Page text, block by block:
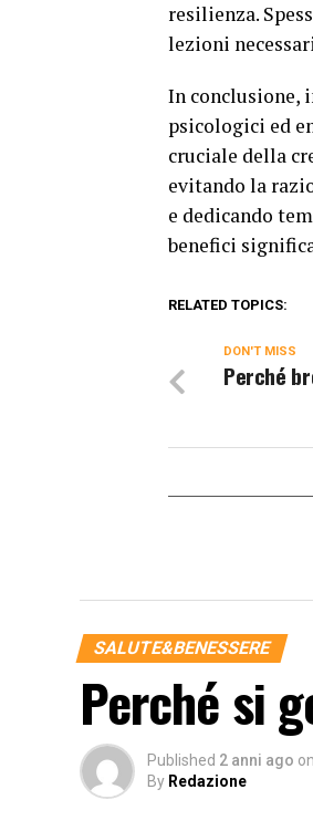
resilienza.
lezioni
In conclusione,
psicologici ed
cruciale della
evitando la
e dedicando
benefici
RELATED TOPICS:
DON'T MISS
Perché
SALUTE&BENESSERE
Perché si
Published 2 anni ago on
By Redazione